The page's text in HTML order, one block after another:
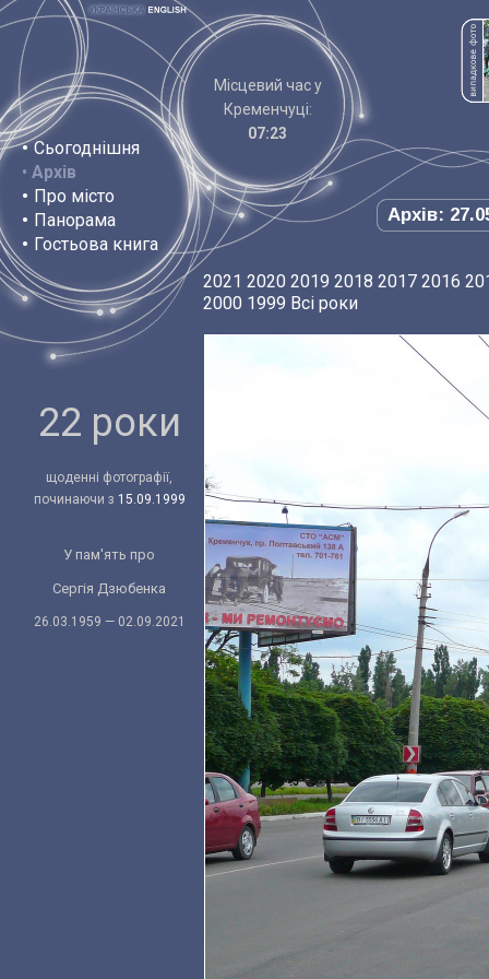
• Сьогоднішня
• Архів
• Про місто
• Панорама
• Гостьова книга
Місцевий час у
Кременчуці:
07:23
Архів:
22 роки
щоденні фотографії,
починаючи з 15.09.1999
У пам'ять про
Сергія Дзюбенка
26.03.1959 — 02.09.2021
2021 2020 2019 2018 2017 2016
2000 1999 Всі роки